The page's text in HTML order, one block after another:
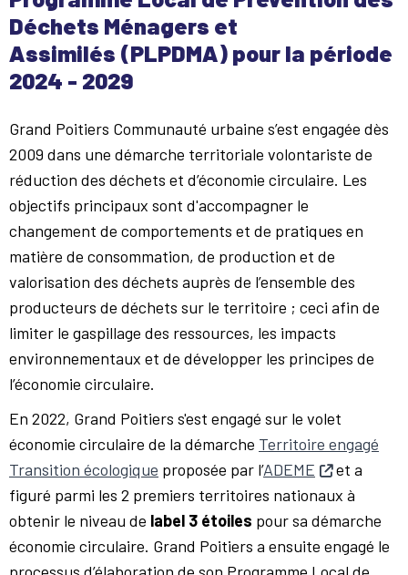
Déchets Ménagers et
Assimilés (PLPDMA) pour la période
2024 - 2029
Grand Poitiers Communauté urbaine s’est engagée dès
2009 dans une démarche territoriale volontariste de
réduction des déchets et d’économie circulaire. Les
objectifs principaux sont d'accompagner le
changement de comportements et de pratiques en
matière de consommation, de production et de
valorisation des déchets auprès de l’ensemble des
producteurs de déchets sur le territoire ; ceci afin de
limiter le gaspillage des ressources, les impacts
environnementaux et de développer les principes de
l’économie circulaire.
En 2022, Grand Poitiers s'est engagé sur le volet
économie circulaire de la démarche Territoire engagé
Transition écologique proposée par l’ADEME
et a
figuré parmi les 2 premiers territoires nationaux à
obtenir le niveau de label 3 étoiles pour sa démarche
économie circulaire. Grand Poitiers a ensuite engagé le